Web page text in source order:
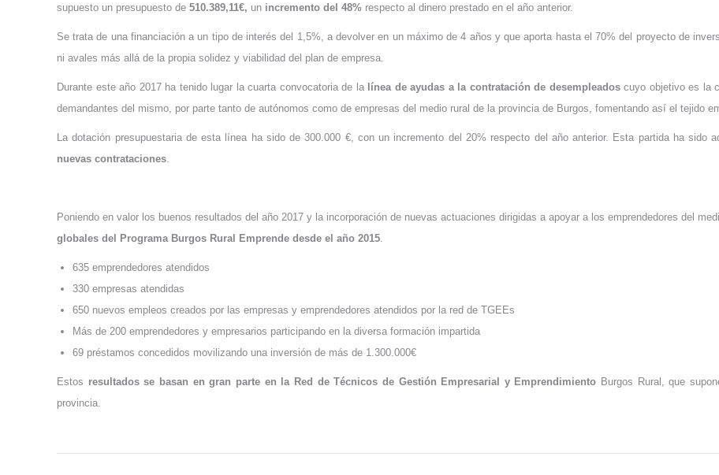
supuesto un presupuesto de 510.389,11€, un incremento del 48% respecto al dinero prestado en el año anterior.
Se trata de una financiación a un tipo de interés del 1,5%, a devolver en un máximo de 4 años y que aporta hasta el 70% del proyecto de
ni avales más allá de la propia solidez y viabilidad del plan de empresa.
Durante este año 2017 ha tenido lugar la cuarta convocatoria de la línea de ayudas a la contratación de desempleadoscuyo objetivo es la
demandantes del mismo, por parte tanto de autónomos como de empresas del medio rural de la provincia de Burgos, fomentando así el tejido
La dotación presupuestaria de esta línea ha sido de 300.000 €, con un incremento del 20% respecto del año anterior. Esta partida ha sido
nuevas contrataciones
Poniendo en valor los buenos resultados del año 2017 y la incorporación de nuevas actuaciones dirigidas a apoyar a los emprendedores del
globales del Programa Burgos Rural Emprende desde el año 2015
635 emprendedores atendidos
330 empresas atendidas
650 nuevos empleos creados por las empresas y emprendedores atendidos por la red de TGEEs
Más de 200 emprendedores y empresarios participando en la diversa formación impartida
69 préstamos concedidos movilizando una inversión de más de 1.300.000€
Estos resultados se basan en gran parte en la Red de Técnicos de Gestión Empresarial y Emprendimiento Burgos Rural, que
provincia.